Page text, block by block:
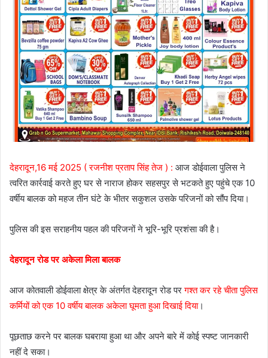
देहरादून,16 मई 2025 ( रजनीश प्रताप सिंह तेज ) : आज डोईवाला पुलिस ने
त्वरित कार्रवाई करते हुए घर से नाराज होकर सहसपुर से भटकते हुए पहुंचे एक 10
वर्षीय बालक को महज तीन घंटे के भीतर सकुशल उसके परिजनों को सौंप दिया।
पुलिस की इस सराहनीय पहल की परिजनों ने भूरि-भूरि प्रशंसा की है।
देहरादून रोड पर अकेला मिला बालक
आज कोतवाली डोईवाला क्षेत्र के अंतर्गत देहरादून रोड परगश्त कर रहे चीता पुलिस
कर्मियों को एक 10 वर्षीय बालक अकेला घूमता हुआ दिखाई दिया।
पूछताछ करने पर बालक घबराया हुआ था और अपने बारे में कोई स्पष्ट जानकारी
नहीं दे सका।